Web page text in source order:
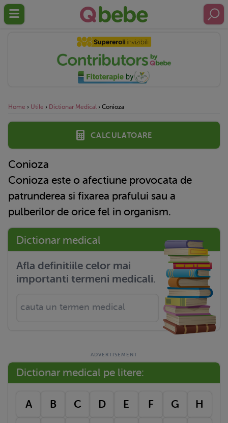
Home › Utile › Dictionar Medical › Conioza
Calculatoare
Conioza
Conioza este o afectiune provocata de
patrunderea si fixarea prafului sau a
pulberilor de orice fel in organism.
Dictionar medical
Afla definitiile celor mai
importanti termeni medicali.
Dictionar medical pe litere:
A B C D E F G H